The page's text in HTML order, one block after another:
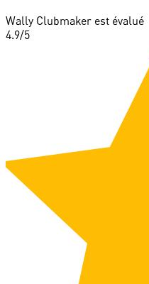
Wally Clubmaker est évalué
4.9/5